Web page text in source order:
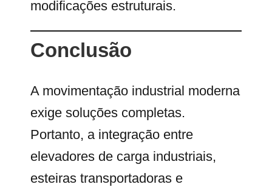
modificações estruturais.
Conclusão
A movimentação industrial moderna
exige soluções completas.
Portanto, a integração entre
elevadores de carga industriais,
esteiras transportadoras e